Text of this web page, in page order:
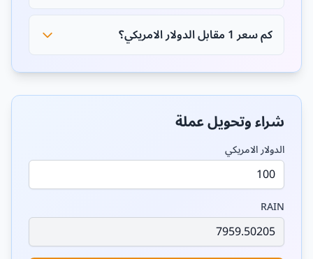
كم سعر 1 مقابل الدولار الامريكي؟
شراء وتحويل عملة
الدولار الامريكي
RAIN